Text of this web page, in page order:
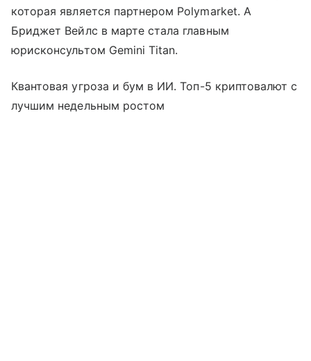
которая является партнером Polymarket. А
Бриджет Вейлс в марте стала главным
юрисконсультом Gemini Titan.
Квантовая угроза и бум в ИИ. Топ-5 криптовалют с
лучшим недельным ростом